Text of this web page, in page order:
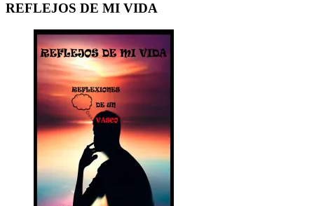
REFLEJOS DE MI VIDA